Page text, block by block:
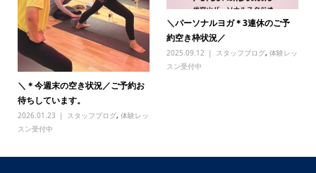
＼＊今週末の空き状況／ご予約お
待ちしています。
2026.01.23 スタッフブログ, 体験レッ
スン受付中
＼パーソナルヨガ＊3連休のご予
約空き枠状況／
2025.09.12 スタッフブログ,体験レッ
スン受付中